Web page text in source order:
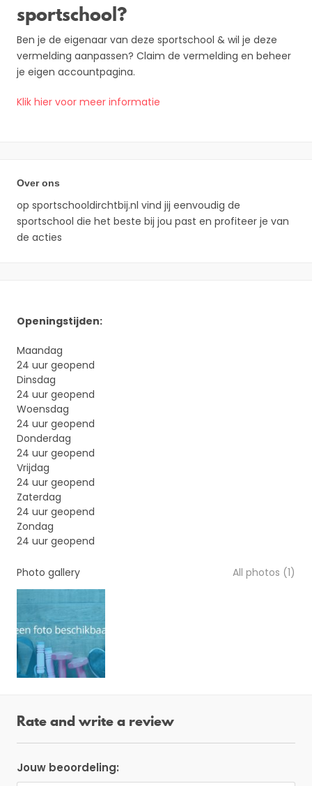
sportschool?
Ben je de eigenaar van deze sportschool & wil je deze
vermelding aanpassen? Claim de vermelding en beheer
je eigen accountpagina.
Klik hier voor meer informatie
Over ons
op sportschooldirchtbij.nl vind jij eenvoudig de
sportschool die het beste bij jou past en profiteer je van
de acties
Openingstijden:
Maandag
24 uur geopend
Dinsdag
24 uur geopend
Woensdag
24 uur geopend
Donderdag
24 uur geopend
Vrijdag
24 uur geopend
Zaterdag
24 uur geopend
Zondag
24 uur geopend
Photo gallery All photos (1)
Rate and write a review
Jouw beoordeling: